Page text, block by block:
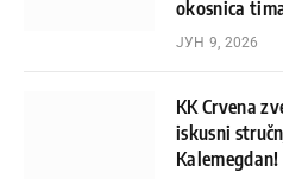
okosnica
ЈУН 9, 2026
KK Crvena
iskusni
Kalemegdan!